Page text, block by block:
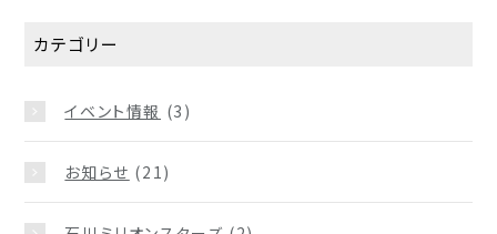
カテゴリー
イベント情報 (3)
お知らせ (21)